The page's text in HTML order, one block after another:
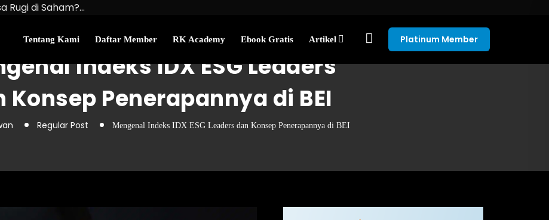
Rugi di Saham?…
Uang Perlu…
Tentang Kami Daftar Member RK Academy Ebook Gratis Artikel Platinum Member
Indeks IDX ESG Leaders
Konsep Penerapannya di BEI
Regular Post Mengenal Indeks IDX ESG Leaders dan Konsep Penerapannya di BEI